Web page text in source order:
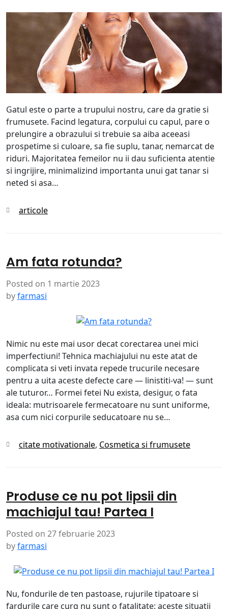
Gatul este o parte a trupului nostru, care da gratie si
frumusete. Facind legatura, corpului cu capul, pare o
prelungire a obrazului si trebuie sa aiba aceeasi
prospetime si culoare, sa fie suplu, tanar, nemarcat de
riduri. Majoritatea femeilor nu ii dau suficienta atentie
si ingrijire, minimalizind importanta unui gat tanar si
neted si asa…
Categories
articole
Am fata rotunda?
Posted on 1 martie 2023
byfarmasi
Nimic nu este mai usor decat corectarea unei mici
imperfectiuni! Tehnica machiajului nu este atat de
complicata si veti invata repede trucurile necesare
pentru a uita aceste defecte care — linistiti-va! — sunt
ale tuturor… Formei fetei Nu exista, desigur, o fata
ideala: mutrisoarele fermecatoare nu sunt uniforme,
asa cum nici corpurile seducatoare nu se…
Categories
citate motivationale, Cosmetica si frumusete
Produse ce nu pot lipsii din
machiajul tau! Partea I
Posted on 27 februarie 2023
byfarmasi
Nu, fondurile de ten pastoase, rujurile tipatoare si
fardurile care curg nu sunt o fatalitate: aceste situatii